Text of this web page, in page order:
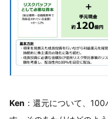
Ken ：還元について、